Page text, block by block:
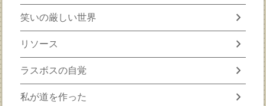
笑いの厳しい世界 chevron_right
リソース chevron_right
ラスボスの自覚 chevron_right
私が道を作った chevron_right